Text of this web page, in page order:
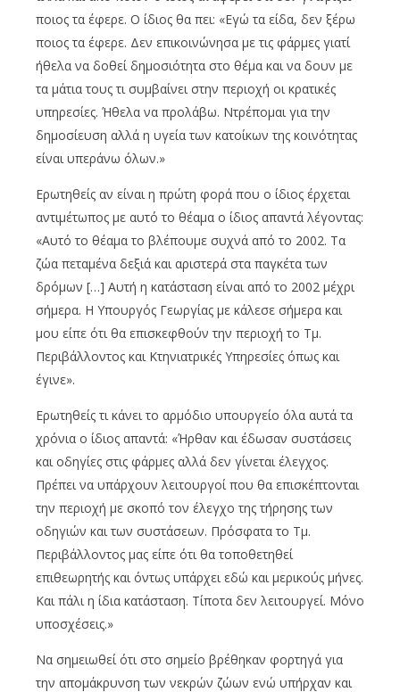
ποιος τα έφερε. Ο ίδιος θα πει: «Εγώ τα είδα, δεν ξέρω
ποιος τα έφερε. Δεν επικοινώνησα με τις φάρμες γιατί
ήθελα να δοθεί δημοσιότητα στο θέμα και να δουν με
τα μάτια τους τι συμβαίνει στην περιοχή οι κρατικές
υπηρεσίες. Ήθελα να προλάβω. Ντρέπομαι για την
δημοσίευση αλλά η υγεία των κατοίκων της κοινότητας
είναι υπεράνω όλων.»
Ερωτηθείς αν είναι η πρώτη φορά που ο ίδιος έρχεται
αντιμέτωπος με αυτό το θέαμα ο ίδιος απαντά λέγοντας:
«Αυτό το θέαμα το βλέπουμε συχνά από το 2002. Τα
ζώα πεταμένα δεξιά και αριστερά στα παγκέτα των
δρόμων […] Αυτή η κατάσταση είναι από το 2002 μέχρι
σήμερα. Η Υπουργός Γεωργίας με κάλεσε σήμερα και
μου είπε ότι θα επισκεφθούν την περιοχή το Τμ.
Περιβάλλοντος και Κτηνιατρικές Υπηρεσίες όπως και
έγινε».
Ερωτηθείς τι κάνει το αρμόδιο υπουργείο όλα αυτά τα
χρόνια ο ίδιος απαντά: «Ήρθαν και έδωσαν συστάσεις
και οδηγίες στις φάρμες αλλά δεν γίνεται έλεγχος.
Πρέπει να υπάρχουν λειτουργοί που θα επισκέπτονται
την περιοχή με σκοπό τον έλεγχο της τήρησης των
οδηγιών και των συστάσεων. Πρόσφατα το Τμ.
Περιβάλλοντος μας είπε ότι θα τοποθετηθεί
επιθεωρητής και όντως υπάρχει εδώ και μερικούς μήνες.
Και πάλι η ίδια κατάσταση. Τίποτα δεν λειτουργεί. Μόνο
υποσχέσεις.»
Να σημειωθεί ότι στο σημείο βρέθηκαν φορτηγά για
την απομάκρυνση των νεκρών ζώων ενώ υπήρχαν και